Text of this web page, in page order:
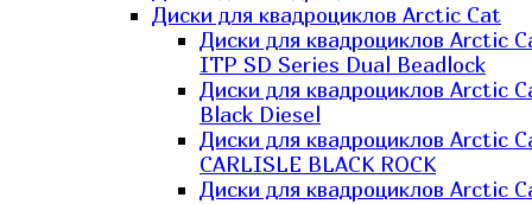
Диски для квадроциклов Arctic Cat
Диски для квадроциклов Arctic
ITP SD Series Dual Beadlock
Диски для квадроциклов Arctic
Black Diesel
Диски для квадроциклов Arctic
CARLISLE BLACK ROCK
Диски для квадроциклов Arctic